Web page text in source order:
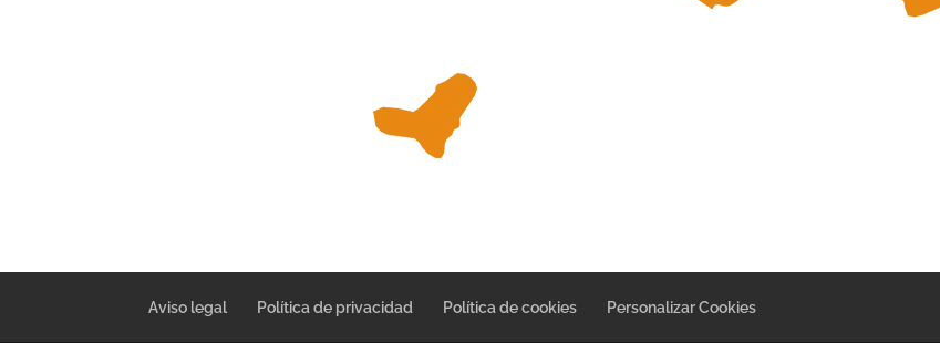
Aviso legal Política de privacidad Política de cookies Personalizar Cookies